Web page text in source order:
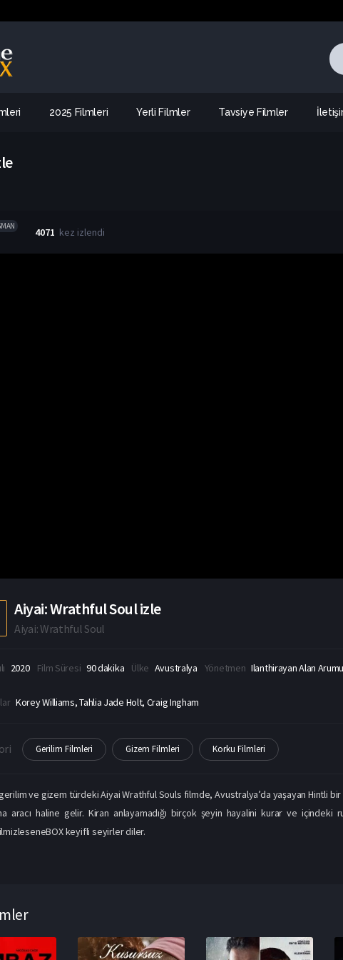
2025 Filmleri Yerli Filmler Tavsiye Filmler
4071 kez izlendi
Aiyai: Wrathful Soul izle
Aiyai: Wrathful Soul
2020 Film Süresi 90 dakika Ülke Avustralya Yönetmen Ilanthirayan Alan
Korey Williams, Tahlia Jade Holt, Craig Ingham
Gerilim Filmleri Gizem Filmleri Korku Filmleri
ve gizem türdeki Aiyai Wrathful Souls filmde, Avustralya’da yaşayan Hintli bir
aracı haline gelir. Kiran anlayamadığı birçok şeyin hayalini kurar ve içindeki
keyifli seyirler diler.